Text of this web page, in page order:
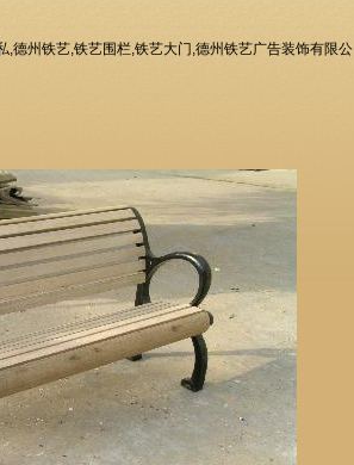
,德州铁艺,铁艺围栏,铁艺大门,德州铁艺广告装饰有限公